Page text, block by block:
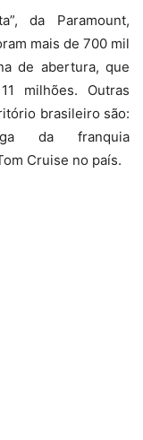
da Paramount,
mais de 700 mil
de abertura, que
milhões. Outras
brasileiro são:
da franquia
Cruise no país.